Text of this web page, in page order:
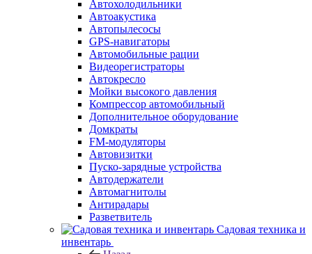
Автохолодильники
Автоакустика
Автопылесосы
GPS-навигаторы
Автомобильные рации
Видеорегистраторы
Автокресло
Мойки высокого давления
Компрессор автомобильный
Дополнительное оборудование
Домкраты
FM-модуляторы
Автовизитки
Пуско-зарядные устройства
Автодержатели
Автомагнитолы
Антирадары
Разветвитель
Садовая техника и
инвентарь